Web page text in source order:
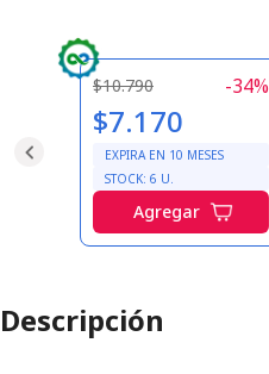
$10.790 -34%
$7.170
EXPIRA EN 10 MESES
STOCK: 6 U.
Agregar
Descripción